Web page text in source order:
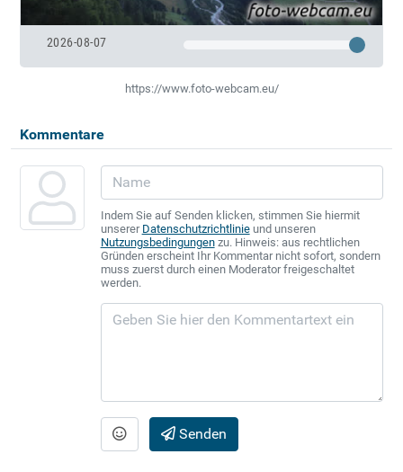
2026-08-07
https://www.foto-webcam.eu/
Kommentare
Indem Sie auf Senden klicken, stimmen Sie hiermit
unserer Datenschutzrichtlinieund unseren
Nutzungsbedingungenzu. Hinweis: aus rechtlichen
Gründen erscheint Ihr Kommentar nicht sofort, sondern
muss zuerst durch einen Moderator freigeschaltet
werden.
Senden